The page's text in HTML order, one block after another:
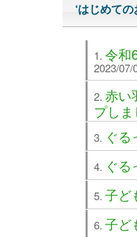
‘はじめて
令和
2023/07/
赤い
プし
ぐ
ぐ
子ど
子ど